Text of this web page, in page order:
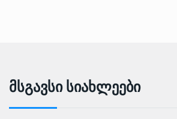
Მსგავსი Სიახლეები